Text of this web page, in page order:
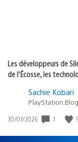
Les développeurs de
de l’Écosse, les
Sachie Kobari
Date
publication
30/07/2026 1